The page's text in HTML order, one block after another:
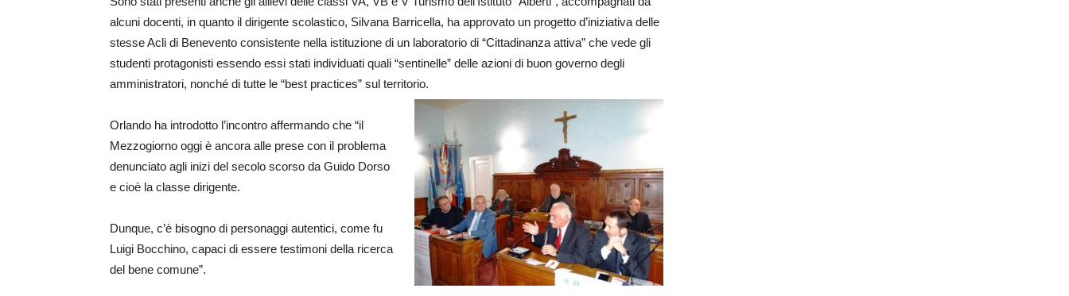
alcuni docenti, in quanto il dirigente scolastico, Silvana Barricella, ha approvato un progetto d’iniziativa delle
stesse Acli di Benevento consistente nella istituzione di un laboratorio di “Cittadinanza attiva” che vede gli
studenti protagonisti essendo essi stati individuati quali “sentinelle” delle azioni di buon governo degli
amministratori, nonché di tutte le “best practices” sul territorio.
Orlando ha introdotto l’incontro affermando che “il
Mezzogiorno oggi è ancora alle prese con il problema
denunciato agli inizi del secolo scorso da Guido Dorso
e cioè la classe dirigente.
Dunque, c’è bisogno di personaggi autentici, come fu
Luigi Bocchino, capaci di essere testimoni della ricerca
del bene comune”.